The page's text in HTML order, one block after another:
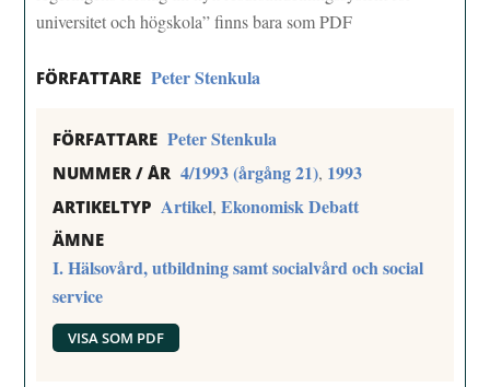
universitet och högskola” finns bara som PDF
FÖRFATTARE Peter Stenkula
FÖRFATTARE Peter Stenkula
NUMMER / ÅR 4/1993 (årgång 21), 1993
ARTIKELTYP Artikel,Ekonomisk Debatt
ÄMNE
I. Hälsovård, utbildning samt socialvård och social
service
VISA SOM PDF